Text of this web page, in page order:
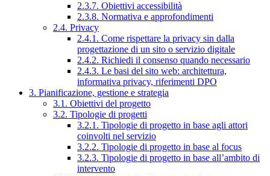
2.3.7. Obiettivi accessibilità
2.3.8. Normativa e approfondimenti
2.4. Privacy
2.4.1. Come rispettare la privacy sin dalla
progettazione di un sito o servizio digitale
2.4.2. Richiedi il consenso quando necessario
2.4.3. Le basi del sito web: architettura,
informativa privacy, riferimenti DPO
3. Pianificazione, gestione e strategia
3.1. Obiettivi del progetto
3.2. Tipologie di progetti
3.2.1. Tipologie di progetto in base agli attori
coinvolti nel servizio
3.2.2. Tipologie di progetto in base al focus
3.2.3. Tipologie di progetto in base all’ambito di
intervento